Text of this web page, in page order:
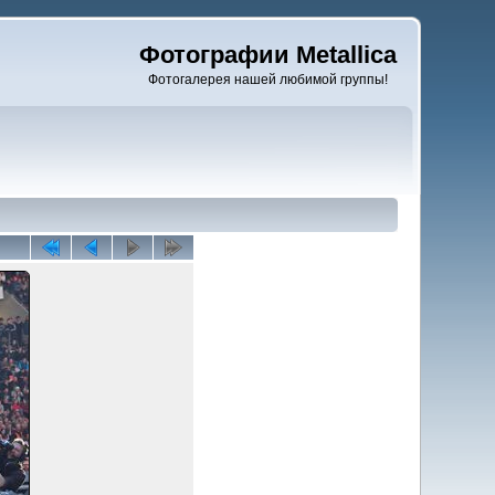
Фотографии Metallica
Фотогалерея нашей любимой группы!